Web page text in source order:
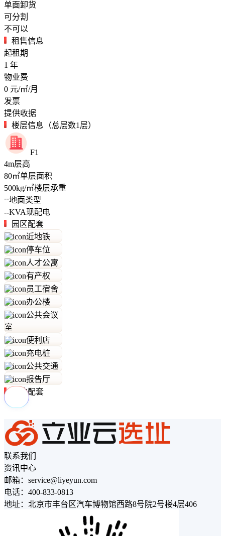
单面卸货
可分割
不可以
租售信息
起租期
1 年
物业费
0 元/㎡/月
发票
提供收据
楼层信息（总层数1层）
F1
4m层高
80㎡单层面积
500kg/㎡楼层承重
--地面类型
--KVA现配电
园区配套
近地铁
停车位
人才公寓
有产权
员工宿舍
办公楼
公共会议
室
便利店
充电桩
公共交通
报告厅
周边配套
联系我们
资讯中心
邮箱：service@liyeyun.com
电话：400-833-0813
地址：北京市丰台区汽车博物馆西路8号院2号楼4层406